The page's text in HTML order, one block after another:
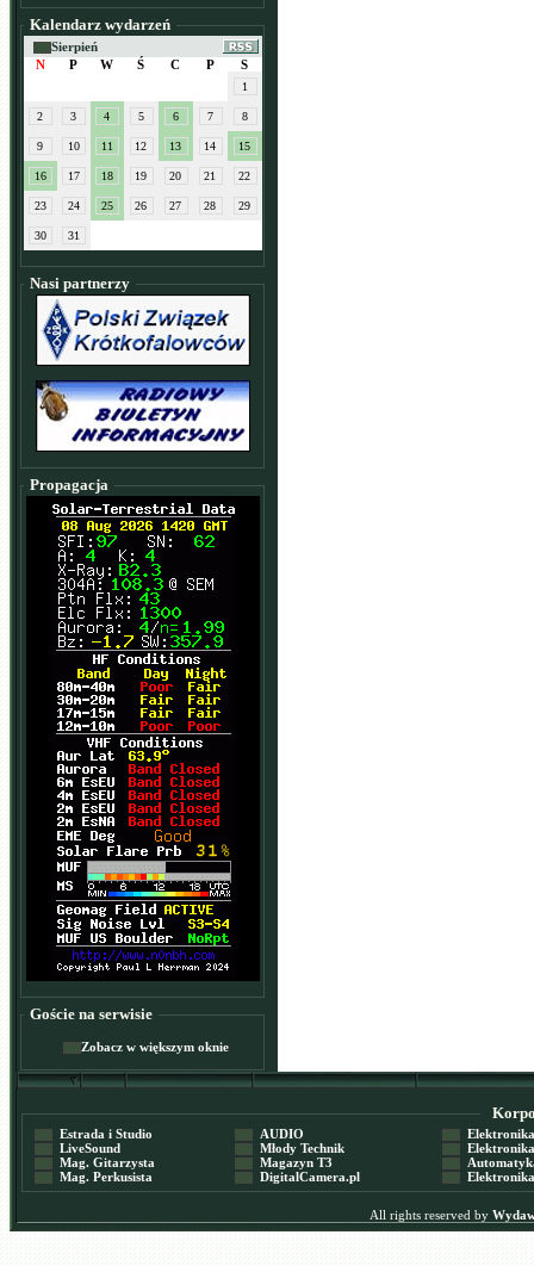
Kalendarz wydarzeń
Sierpień
N
P W Ś C P S
1
2 3 4 5 6 7 8
9 10 11 12 13 14 15
16 17 18 19 20 21 22
23 24 25 26 27 28 29
30 31
Nasi partnerzy
Propagacja
Goście na serwisie
Zobacz w większym oknie
Estrada i Studio
LiveSound
Mag. Gitarzysta
Mag. Perkusista
AUDIO
Młody Technik
Magazyn T3
DigitalCamera.pl
Elektronika
Elektronika
Automatyka
Elektronika
All rights reserved by